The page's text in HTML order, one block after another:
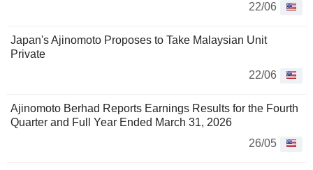
22/06
Japan's Ajinomoto Proposes to Take Malaysian Unit
Private
22/06
Ajinomoto Berhad Reports Earnings Results for the Fourth
Quarter and Full Year Ended March 31, 2026
26/05